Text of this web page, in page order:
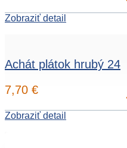
Zobraziť detail
Achát plátok hrubý 24
7,70 €
Zobraziť detail